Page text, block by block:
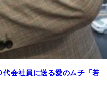
会社員に送る愛のムチ「若